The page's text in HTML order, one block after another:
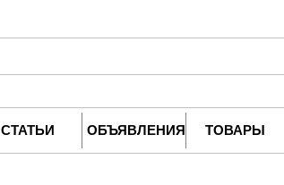
СТАТЬИ ОБЪЯВЛЕНИЯ ТОВАРЫ